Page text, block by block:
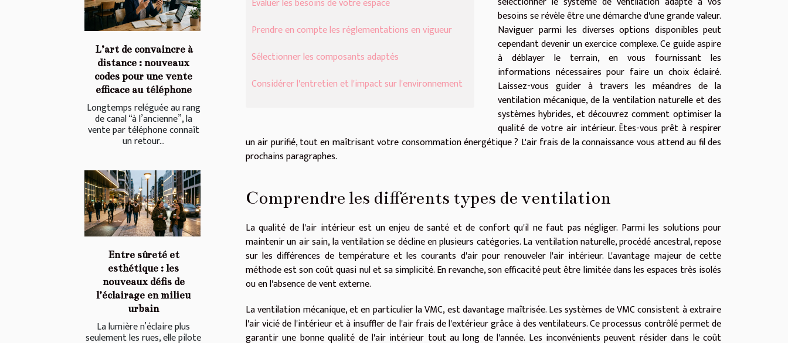
L’art de convaincre à
distance : nouveaux
codes pour une vente
efficace au téléphone
Longtemps reléguée au rang
de canal “à l’ancienne”, la
vente par téléphone connaît
un retour...
Entre sûreté et
esthétique : les
nouveaux défis de
l’éclairage en milieu
urbain
La lumière n’éclaire plus
seulement les rues, elle pilote
Prendre en compte les réglementations en vigueur
Sélectionner les composants adaptés
Considérer l'entretien et l'impact sur l'environnement
besoins se révèle être une démarche d'une grande valeur.
Naviguer parmi les diverses options disponibles peut
cependant devenir un exercice complexe. Ce guide aspire
à déblayer le terrain, en vous fournissant les
informations nécessaires pour faire un choix éclairé.
Laissez-vous guider à travers les méandres de la
ventilation mécanique, de la ventilation naturelle et des
systèmes hybrides, et découvrez comment optimiser la
qualité de votre air intérieur. Êtes-vous prêt à respirer
un air purifié, tout en maîtrisant votre consommation énergétique ? L'air frais de la connaissance vous attend au fil des
prochains paragraphes.
Comprendre les différents types de ventilation
La qualité de l'air intérieur est un enjeu de santé et de confort qu'il ne faut pas négliger. Parmi les solutions pour
maintenir un air sain, la ventilation se décline en plusieurs catégories. La ventilation naturelle, procédé ancestral, repose
sur les différences de température et les courants d'air pour renouveler l'air intérieur. L'avantage majeur de cette
méthode est son coût quasi nul et sa simplicité. En revanche, son efficacité peut être limitée dans les espaces très isolés
ou en l'absence de vent externe.
La ventilation mécanique, et en particulier la VMC, est davantage maîtrisée. Les systèmes de VMC consistent à extraire
l'air vicié de l'intérieur et à insuffler de l'air frais de l'extérieur grâce à des ventilateurs. Ce processus contrôlé permet de
garantir une bonne qualité de l'air intérieur tout au long de l'année. Les inconvénients peuvent résider dans le coût